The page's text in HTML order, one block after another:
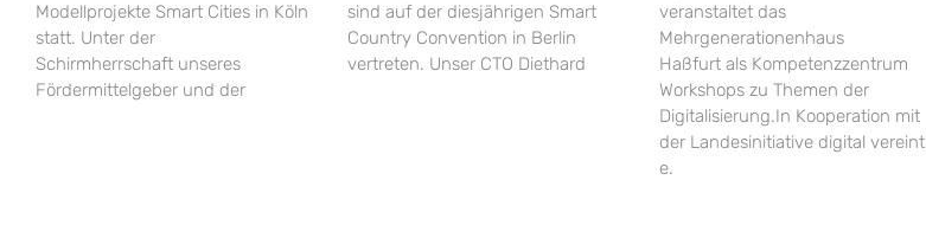
Modellprojekte Smart Cities in Köln
statt. Unter der
Schirmherrschaft unseres
Fördermittelgeber und der
sind auf der diesjährigen Smart
Country Convention in Berlin
vertreten. Unser CTO Diethard
veranstaltet das
Mehrgenerationenhaus
Haßfurt als Kompetenzzentrum
Workshops zu Themen der
Digitalisierung.In Kooperation mit
der Landesinitiative digital vereint
e.